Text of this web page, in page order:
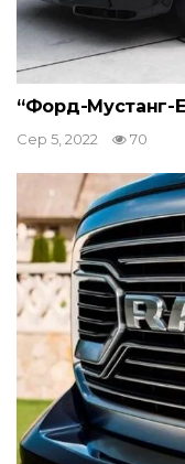
“Форд-Мустанг-
Сер 5, 2022 70